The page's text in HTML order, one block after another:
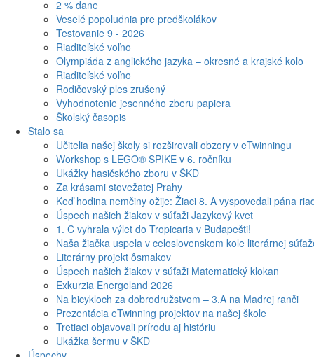
2 % dane
Veselé popoludnia pre predškolákov
Testovanie 9 - 2026
Riaditeľské voľno
Olympiáda z anglického jazyka – okresné a krajské kolo
Riaditeľské voľno
Rodičovský ples zrušený
Vyhodnotenie jesenného zberu papiera
Školský časopis
Stalo sa
Učitelia našej školy si rozširovali obzory v eTwinningu
Workshop s LEGO® SPIKE v 6. ročníku
Ukážky hasičského zboru v ŠKD
Za krásami stovežatej Prahy
Keď hodina nemčiny ožije: Žiaci 8. A vyspovedali pána
Úspech našich žiakov v súťaži Jazykový kvet
1. C vyhrala výlet do Tropicaria v Budapešti!
Naša žiačka uspela v celoslovenskom kole literárnej
Literárny projekt ôsmakov
Úspech našich žiakov v súťaži Matematický klokan
Exkurzia Energoland 2026
Na bicykloch za dobrodružstvom – 3.A na Madrej ranči
Prezentácia eTwinning projektov na našej škole
Tretiaci objavovali prírodu aj históriu
Ukážka šermu v ŠKD